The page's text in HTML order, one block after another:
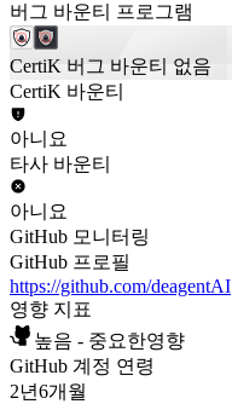
버그 바운티 프로그램
CertiK 버그 바운티 없음
CertiK 바운티
아니요
타사 바운티
아니요
GitHub 모니터링
GitHub 프로필
https://github.com/deagentAI
영향 지표
높음 - 중요한영향
GitHub 계정 연령
2년6개월